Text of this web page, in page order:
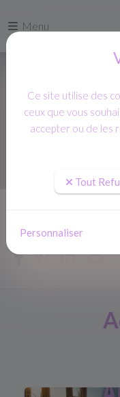
Menu
Ce site utilise des
ceux que vous
accepter ou de les
Tout
Personnaliser